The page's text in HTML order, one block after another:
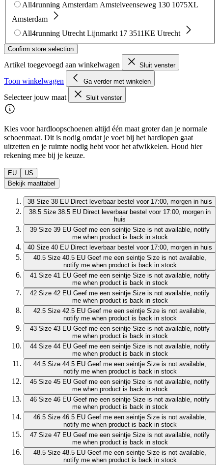
All4running Amsterdam Amstelveenseweg 130 1075XL
Amsterdam
All4running Utrecht Lijnmarkt 17 3511KE Utrecht
Confirm store selection
Artikel toegevoegd aan winkelwagen Sluit venster
Toon winkelwagen Ga verder met winkelen
Selecteer jouw maat Sluit venster
Kies voor hardloopschoenen altijd één maat groter dan je normale
schoenmaat. Dit is nodig omdat je voet bij het hardlopen gaat
uitzetten en je ruimte nodig hebt voor het afwikkelen. Houd hier
rekening mee bij je keuze.
EU
US
Bekijk maattabel
38 Size 38 EU Direct leverbaar bestel voor 17:00, morgen in huis
38.5 Size 38.5 EU Direct leverbaar bestel voor 17:00, morgen in
huis
39 Size 39 EU Geef me een seintje Size is not available, notify
me when product is back in stock
40 Size 40 EU Direct leverbaar bestel voor 17:00, morgen in huis
40.5 Size 40.5 EU Geef me een seintje Size is not available,
notify me when product is back in stock
41 Size 41 EU Geef me een seintje Size is not available, notify
me when product is back in stock
42 Size 42 EU Geef me een seintje Size is not available, notify
me when product is back in stock
42.5 Size 42.5 EU Geef me een seintje Size is not available,
notify me when product is back in stock
43 Size 43 EU Geef me een seintje Size is not available, notify
me when product is back in stock
44 Size 44 EU Geef me een seintje Size is not available, notify
me when product is back in stock
44.5 Size 44.5 EU Geef me een seintje Size is not available,
notify me when product is back in stock
45 Size 45 EU Geef me een seintje Size is not available, notify
me when product is back in stock
46 Size 46 EU Geef me een seintje Size is not available, notify
me when product is back in stock
46.5 Size 46.5 EU Geef me een seintje Size is not available,
notify me when product is back in stock
47 Size 47 EU Geef me een seintje Size is not available, notify
me when product is back in stock
48.5 Size 48.5 EU Geef me een seintje Size is not available,
notify me when product is back in stock